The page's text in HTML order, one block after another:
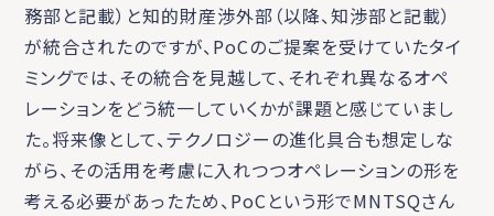
務部と記載）と知的財産渉外部（以降、知渉部と記載）
が統合されたのですが、PoCのご提案を受けていたタイ
ミングでは、その統合を見越して、それぞれ異なるオペ
レーションをどう統一していくかが課題と感じていまし
た。将来像として、テクノロジーの進化具合も想定しな
がら、その活用を考慮に入れつつオペレーションの形を
考える必要があったため、PoCという形でMNTSQさん